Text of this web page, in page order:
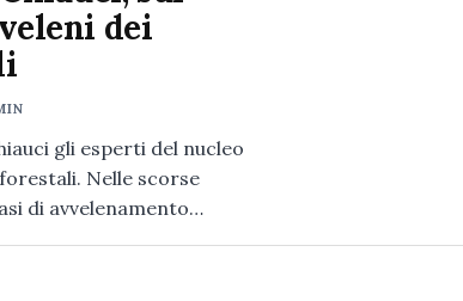
dei
gli esperti del nucleo
Nelle scorse
di avvelenamento…